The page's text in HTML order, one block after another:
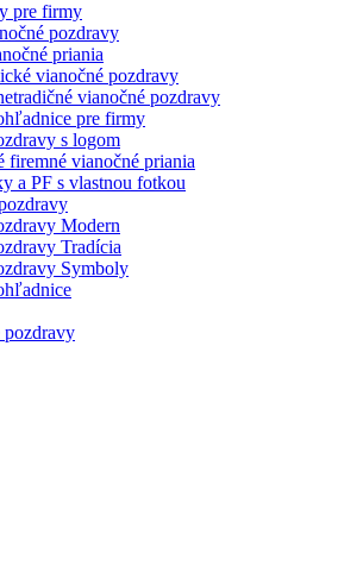
pre firmy
pozdravy
priania
vianočné pozdravy
vianočné pozdravy
pre firmy
s logom
firemné vianočné priania
a PF s vlastnou fotkou
Modern
Tradícia
Symboly
pozdravy